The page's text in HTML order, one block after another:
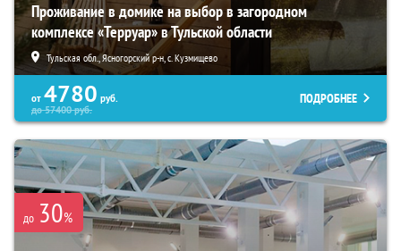
Проживание в домике на выбор в загородном
комплексе «Терруар» в Тульской области
Тульская обл., Ясногорский р-н, с. Кузмищево
от 4780 руб.
до57400руб.
ПОДРОБНЕЕ
до 30%